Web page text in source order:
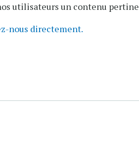
utilisateurs un contenu
nous directement.